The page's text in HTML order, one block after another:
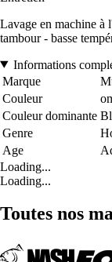
Lavage en machine à
tambour - basse
Informations
Marque
Couleur
Couleur dominante
Genre
Age
Loading...
Loading...
Toutes nos